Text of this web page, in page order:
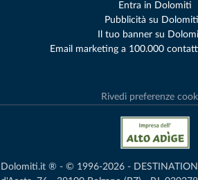
Entra in Dolomiti
Pubblicità su
Il tuo banner su
Email marketing a 100.000
Rivedi preferenze
Dolomiti.it ® - © 1996-2026 - DESTINATION